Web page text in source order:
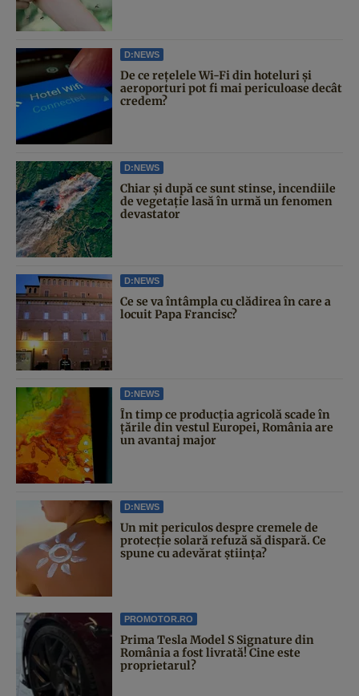
D:NEWS
De ce rețelele Wi-Fi din hoteluri și
aeroporturi pot fi mai periculoase decât
credem?
D:NEWS
Chiar și după ce sunt stinse, incendiile
de vegetație lasă în urmă un fenomen
devastator
D:NEWS
Ce se va întâmpla cu clădirea în care a
locuit Papa Francisc?
D:NEWS
În timp ce producția agricolă scade în
țările din vestul Europei, România are
un avantaj major
D:NEWS
Un mit periculos despre cremele de
protecție solară refuză să dispară. Ce
spune cu adevărat știința?
PROMOTOR.RO
Prima Tesla Model S Signature din
România a fost livrată! Cine este
proprietarul?